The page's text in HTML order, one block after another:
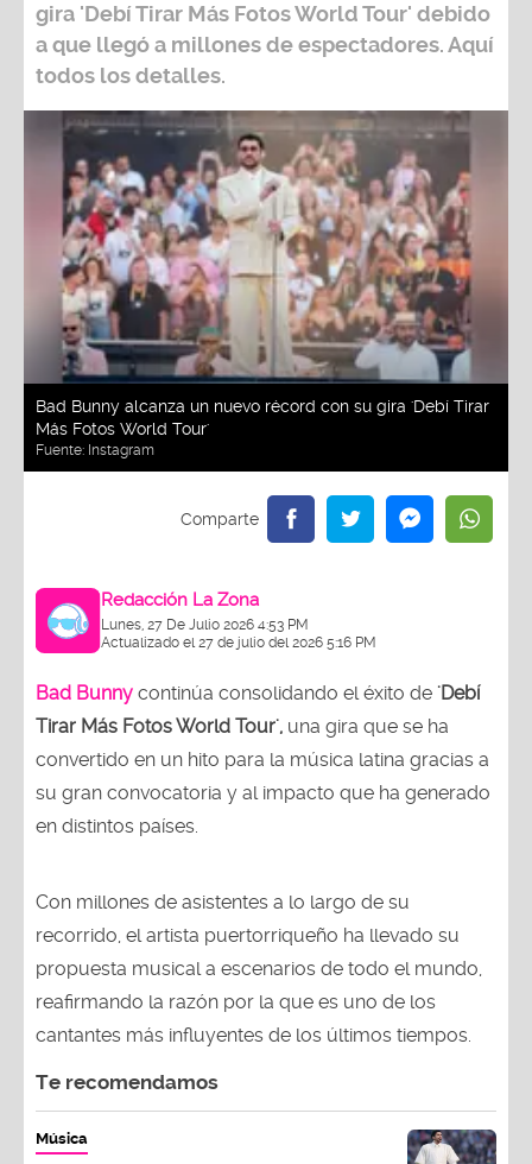
gira 'Debí Tirar Más Fotos World Tour' debido
a que llegó a millones de espectadores. Aquí
todos los detalles.
Bad Bunny alcanza un nuevo récord con su gira 'Debí Tirar
Más Fotos World Tour'
Fuente: Instagram
Redacción La Zona
Lunes, 27 De Julio 2026 4:53 PM
Actualizado el 27 de julio del 2026 5:16 PM
Bad Bunny continúa consolidando el éxito de 'Debí
Tirar Más Fotos World Tour', una gira que se ha
convertido en un hito para la música latina gracias a
su gran convocatoria y al impacto que ha generado
en distintos países.
Con millones de asistentes a lo largo de su
recorrido, el artista puertorriqueño ha llevado su
propuesta musical a escenarios de todo el mundo,
reafirmando la razón por la que es uno de los
cantantes más influyentes de los últimos tiempos.
Te recomendamos
Música